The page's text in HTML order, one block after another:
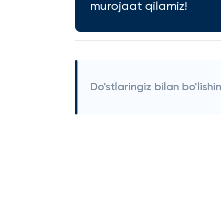
murojaat qilamiz!
Do'stlaringiz bilan